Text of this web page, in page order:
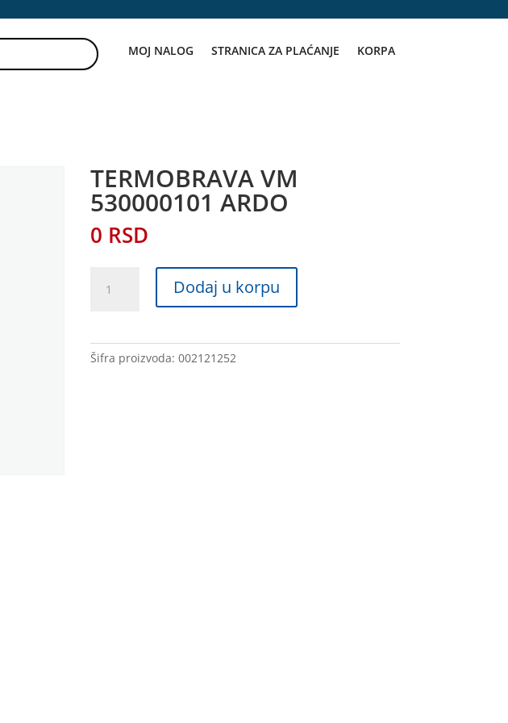
MOJ NALOG STRANICA ZA PLAĆANJE KORPA
TERMOBRAVA VM
530000101 ARDO
0 RSD
količina
Dodaj u korpu
Šifra proizvoda:002121252